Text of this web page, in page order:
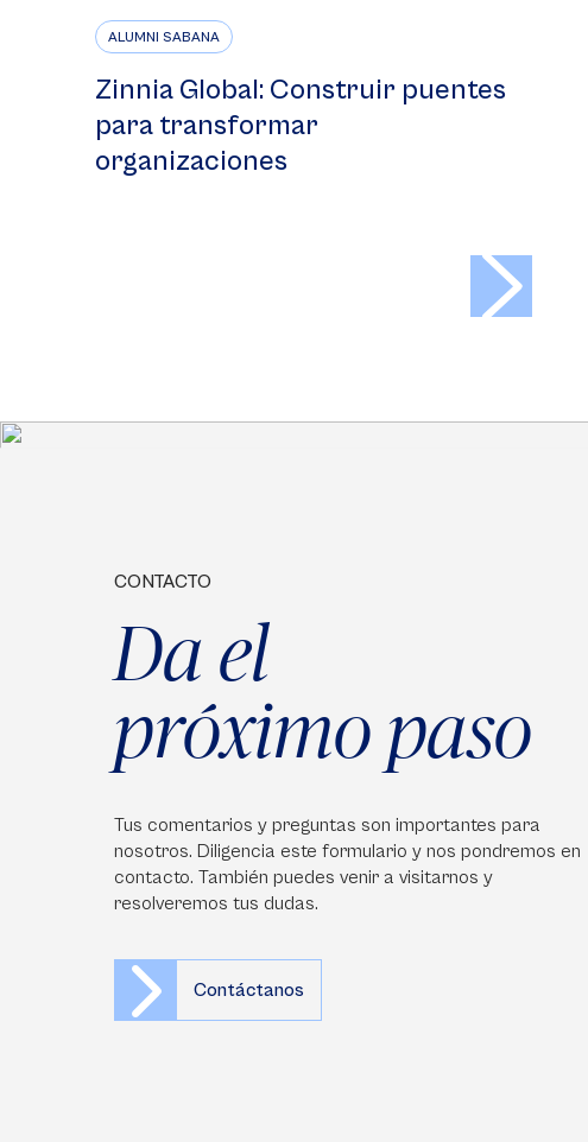
ALUMNI SABANA
Zinnia Global: Construir puentes
para transformar
organizaciones
CONTACTO
Da el
próximo paso
Tus comentarios y preguntas son importantes para
nosotros. Diligencia este formulario y nos pondremos en
contacto. También puedes venir a visitarnos y
resolveremos tus dudas.
Contáctanos